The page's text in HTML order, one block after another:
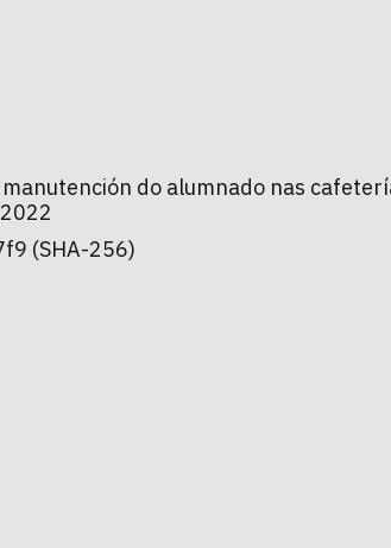
do alumnado nas
(SHA-256)